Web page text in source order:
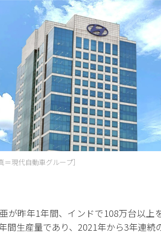
＝現代自動車グループ］
が昨年1年間、インドで108万台以上
間生産量であり、2021年から3年連続